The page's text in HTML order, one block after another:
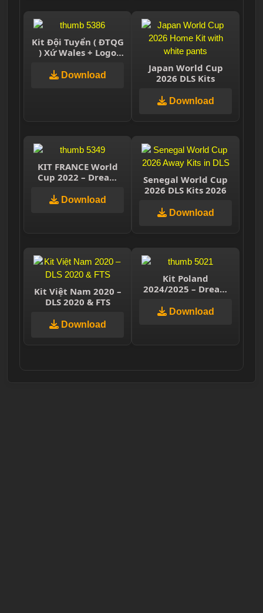
Kit Đội Tuyển ( ĐTQG
) Xứ Wales + Logo
Soccer 2021
Download
Japan World Cup
2026 DLS Kits
Download
KIT FRANCE World
Cup 2022 – Dream
Download
Senegal World Cup
2026 DLS Kits 2026
Download
Kit Việt Nam 2020 –
DLS 2020 & FTS
Download
Kit Poland
2024/2025 – Dream
Download